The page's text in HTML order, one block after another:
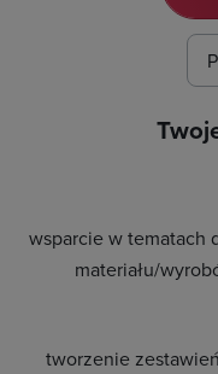
wsparcie w tematach
materiału/
tworzenie